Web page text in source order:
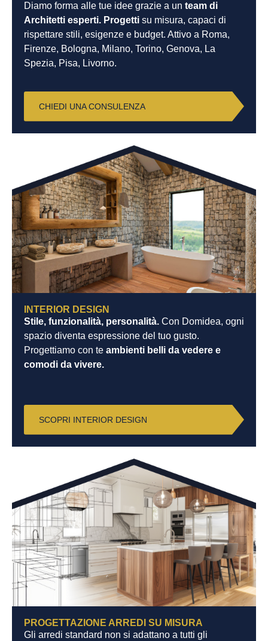
Diamo forma alle tue idee grazie a un team di
Architetti esperti. Progetti su misura, capaci di
rispettare stili, esigenze e budget. Attivo a Roma,
Firenze, Bologna, Milano, Torino, Genova, La
Spezia, Pisa, Livorno.
CHIEDI UNA CONSULENZA
INTERIOR DESIGN
Stile, funzionalità, personalità. Con Domidea, ogni
spazio diventa espressione del tuo gusto.
Progettiamo con te ambienti belli da vedere e
comodi da vivere.
SCOPRI INTERIOR DESIGN
PROGETTAZIONE ARREDI SU MISURA
Gli arredi standard non si adattano a tutti gli